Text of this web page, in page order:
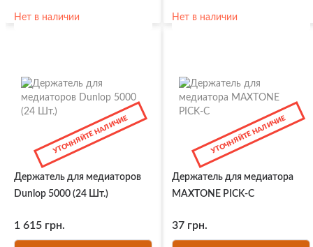
Нет в наличии Нет в наличии
УТОЧНЯЙТЕ НАЛИЧИЕ
Держатель для медиаторов
Dunlop 5000 (24 Шт.)
1 615 грн.
УТОЧНЯЙТЕ НАЛИЧИЕ
Держатель для медиатора
MAXTONE PICK-C
37 грн.